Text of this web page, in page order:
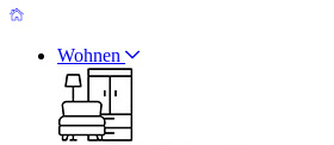
Wohnen